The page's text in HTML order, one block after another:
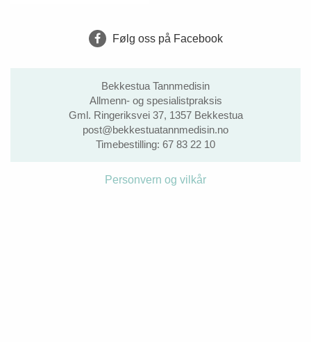
Følg oss på Facebook
Bekkestua Tannmedisin
Allmenn- og spesialistpraksis
Gml. Ringeriksvei 37, 1357 Bekkestua
post@bekkestuatannmedisin.no
Timebestilling: 67 83 22 10
Personvern og vilkår